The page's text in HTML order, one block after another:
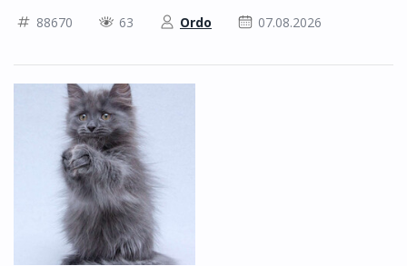
88670
63 Ordo 07.08.2026